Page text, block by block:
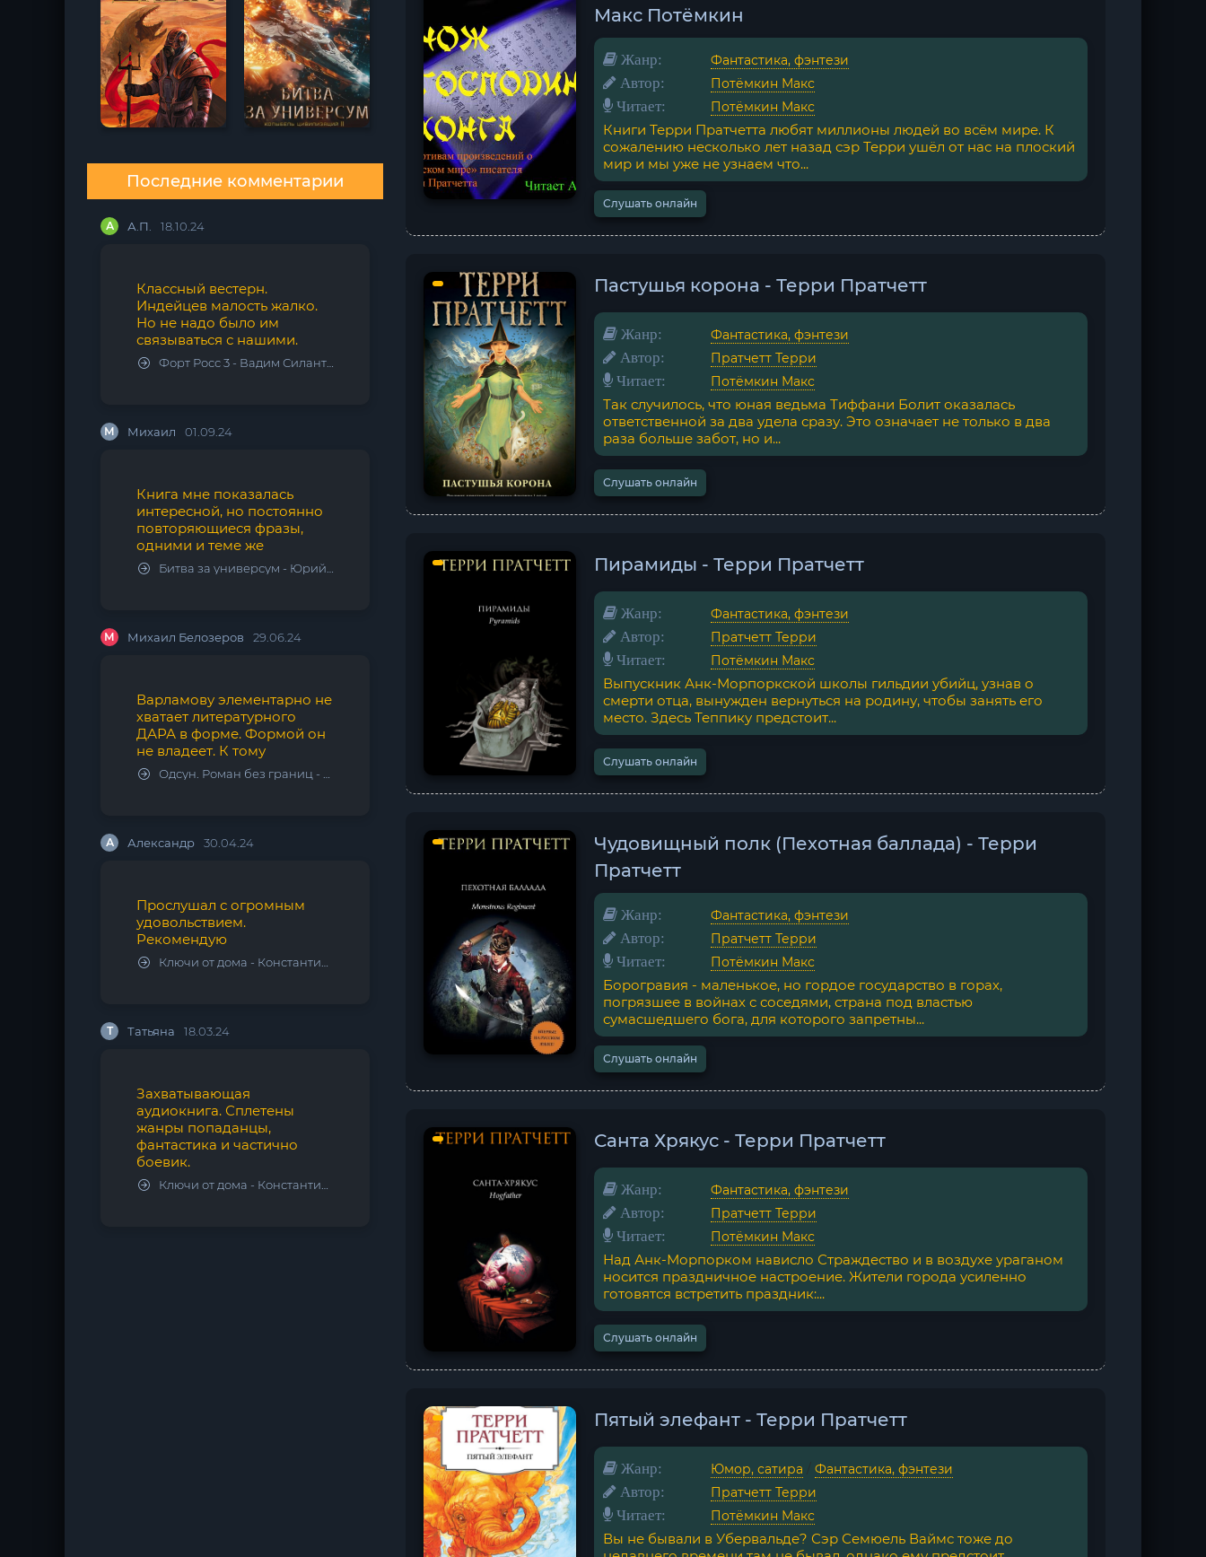
Последние комментарии
А А.П. 18.10.24
Классный вестерн.
Индейцев малость жалко.
Но не надо было им
связываться с нашими.
Форт Росс 3 - Вадим Силантьев
М Михаил 01.09.24
Книга мне показалась
интересной, но постоянно
повторяющиеся фразы,
одними и теме же
Битва за универсум - Юрий Тарарев, Александр Тарарев
М Михаил Белозеров 29.06.24
Варламову элементарно не
хватает литературного
ДАРА в форме. Формой он
не владеет. К тому
Одсун. Роман без границ - Алексей Варламов
А Александр 30.04.24
Прослушал с огромным
удовольствием.
Рекомендую
Ключи от дома - Константин Калбазов
Т Татьяна 18.03.24
Захватывающая
аудиокнига. Сплетены
жанры попаданцы,
фантастика и частично
боевик.
Ключи от дома - Константин Калбазов
Макс Потёмкин
Жанр: Фантастика, фэнтези
Автор: Потёмкин Макс
Читает: Потёмкин Макс
Книги Терри Пратчетта любят миллионы людей во всём мире. К
сожалению несколько лет назад сэр Терри ушёл от нас на плоский
мир и мы уже не узнаем что...
Слушать онлайн
Пастушья корона - Терри Пратчетт
Жанр: Фантастика, фэнтези
Автор: Пратчетт Терри
Читает: Потёмкин Макс
Так случилось, что юная ведьма Тиффани Болит оказалась
ответственной за два удела сразу. Это означает не только в два
раза больше забот, но и...
Слушать онлайн
Пирамиды - Терри Пратчетт
Жанр: Фантастика, фэнтези
Автор: Пратчетт Терри
Читает: Потёмкин Макс
Выпускник Анк-Морпоркской школы гильдии убийц, узнав о
смерти отца, вынужден вернуться на родину, чтобы занять его
место. Здесь Теппику предстоит...
Слушать онлайн
Чудовищный полк (Пехотная баллада) - Терри
Пратчетт
Жанр: Фантастика, фэнтези
Автор: Пратчетт Терри
Читает: Потёмкин Макс
Борогравия - маленькое, но гордое государство в горах,
погрязшее в войнах с соседями, страна под властью
сумасшедшего бога, для которого запретны...
Слушать онлайн
Санта Хрякус - Терри Пратчетт
Жанр: Фантастика, фэнтези
Автор: Пратчетт Терри
Читает: Потёмкин Макс
Над Анк-Морпорком нависло Страждество и в воздухе ураганом
носится праздничное настроение. Жители города усиленно
готовятся встретить праздник:...
Слушать онлайн
Пятый элефант - Терри Пратчетт
Жанр: Юмор, сатира Фантастика, фэнтези
Автор: Пратчетт Терри
Читает: Потёмкин Макс
Вы не бывали в Убервальде? Сэр Семюель Ваймс тоже до